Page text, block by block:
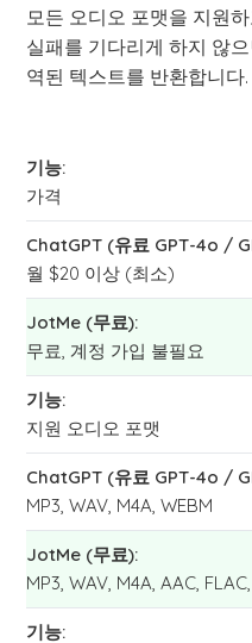
모든 오디오 포맷을 지원
실패를 기다리게 하지 않
역된 텍스트를 반환합니다.
가격
월 $20 이상 (최소)
무료, 계정 가입 불필요
지원 오디오 포맷
MP3, WAV, M4A, WEBM
MP3, WAV, M4A, AAC,